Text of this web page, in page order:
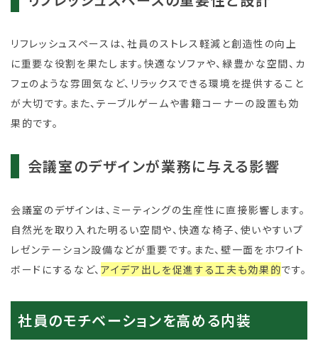
リフレッシュスペースは、社員のストレス軽減と創造性の向上
に重要な役割を果たします。快適なソファや、緑豊かな空間、カ
フェのような雰囲気など、リラックスできる環境を提供すること
が大切です。また、テーブルゲームや書籍コーナーの設置も効
果的です。
会議室のデザインが業務に与える影響
会議室のデザインは、ミーティングの生産性に直接影響します。
自然光を取り入れた明るい空間や、快適な椅子、使いやすいプ
レゼンテーション設備などが重要です。また、壁一面をホワイト
ボードにするなど、 アイデア出しを促進する工夫も効果的です。
社員のモチベーションを高める内装